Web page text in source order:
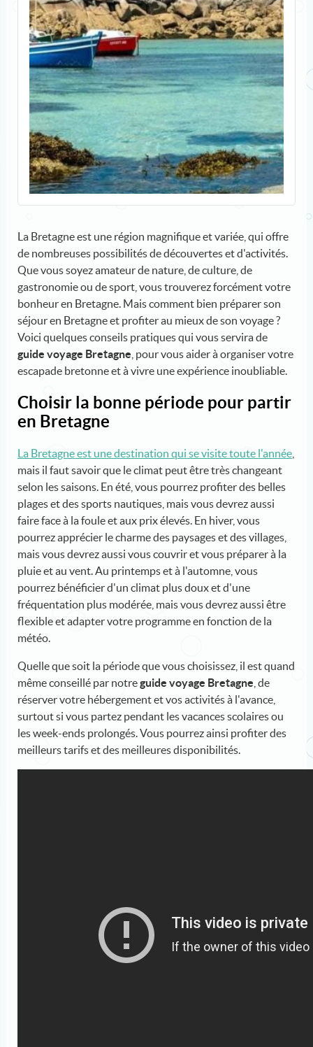
La Bretagne est une région magnifique et variée, qui offre
de nombreuses possibilités de découvertes et d'activités.
Que vous soyez amateur de nature, de culture, de
gastronomie ou de sport, vous trouverez forcément votre
bonheur en Bretagne. Mais comment bien préparer son
séjour en Bretagne et profiter au mieux de son voyage ?
Voici quelques conseils pratiques qui vous servira de
guide voyage Bretagne , pour vous aider à organiser votre
escapade bretonne et à vivre une expérience inoubliable.
Choisir la bonne période pour partir
en Bretagne
La Bretagne est une destination qui se visite toute l'année,
mais il faut savoir que le climat peut être très changeant
selon les saisons. En été, vous pourrez profiter des belles
plages et des sports nautiques, mais vous devrez aussi
faire face à la foule et aux prix élevés. En hiver, vous
pourrez apprécier le charme des paysages et des villages,
mais vous devrez aussi vous couvrir et vous préparer à la
pluie et au vent. Au printemps et à l'automne, vous
pourrez bénéficier d'un climat plus doux et d'une
fréquentation plus modérée, mais vous devrez aussi être
flexible et adapter votre programme en fonction de la
météo.
Quelle que soit la période que vous choisissez, il est quand
même conseillé par notreguide voyage Bretagne , de
réserver votre hébergement et vos activités à l'avance,
surtout si vous partez pendant les vacances scolaires ou
les week-ends prolongés. Vous pourrez ainsi profiter des
meilleurs tarifs et des meilleures disponibilités.